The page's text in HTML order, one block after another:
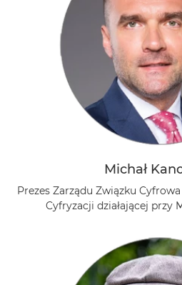
Michał
Prezes Zarządu Związku
Cyfryzacji działającej przy